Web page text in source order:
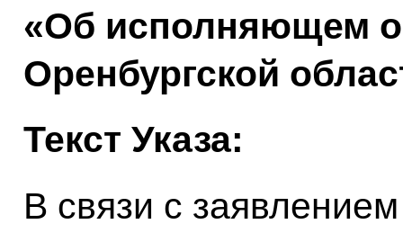
«Об исполняющем
Оренбургской
Текст Указа:
В связи с